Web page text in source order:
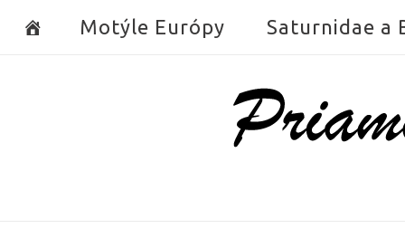
Motýle Európy Saturnidae a
Home